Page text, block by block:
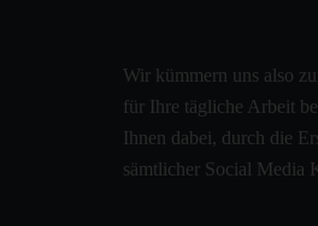
Wir kümmern uns also
für Ihre tägliche Arbeit
Ihnen dabei, durch die
sämtlicher Social Media